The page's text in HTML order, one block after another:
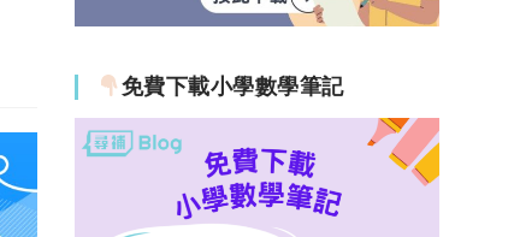
免費下載小學數學筆記